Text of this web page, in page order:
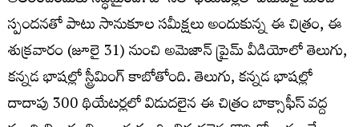
స్పందనతో పాటు సానుకూల సమీక్షలు అందుకున్న ఈ చిత్రం, ఈ
శుక్ర‌వారం (జూలై 31) నుంచి అమెజాన్ ప్రైమ్ వీడియోలో తెలుగు,
కన్నడ భాషల్లో స్ట్రీమింగ్ కాబోతోంది. తెలుగు, కన్నడ భాష‌ల్లో
దాదాపు 300 థియేటర్లలో విడుదలైన ఈ చిత్రం బాక్సాఫీస్ వద్ద